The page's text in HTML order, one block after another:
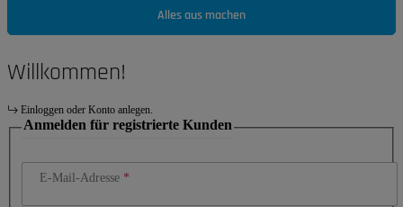
Alles aus machen
Willkommen!
Einloggen oder Konto anlegen.
Anmelden für registrierte Kunden
E-Mail-Adresse